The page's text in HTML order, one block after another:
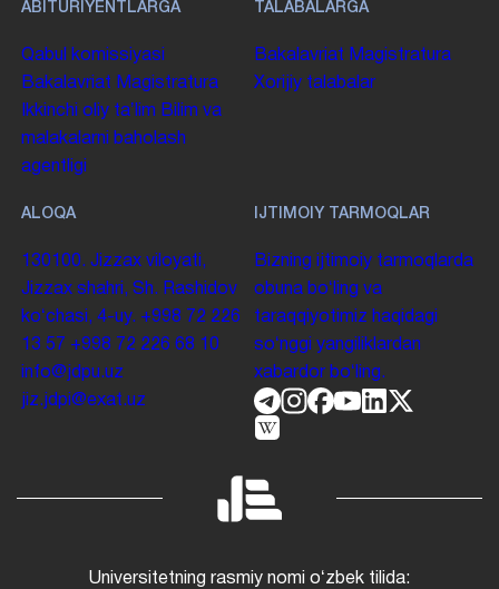
ABITURIYENTLARGA
Qabul komissiyasi
Bakalavriat Magistratura
Ikkinchi oliy taʼlim Bilim va
malakalarni baholash
agentligi
TALABALARGA
Bakalavriat Magistratura
Xorijiy talabalar
ALOQA
130100. Jizzax viloyati,
Jizzax shahri, Sh. Rashidov
koʻchasi, 4-uy. +998 72 226
13 57 +998 72 226 68 10
info@jdpu.uz
jiz.jdpi@exat.uz
IJTIMOIY TARMOQLAR
Bizning ijtimoiy tarmoqlarda
obuna boʻling va
taraqqiyotimiz haqidagi
soʻnggi yangiliklardan
xabardor boʻling.
Universitetning rasmiy nomi oʻzbek tilida: